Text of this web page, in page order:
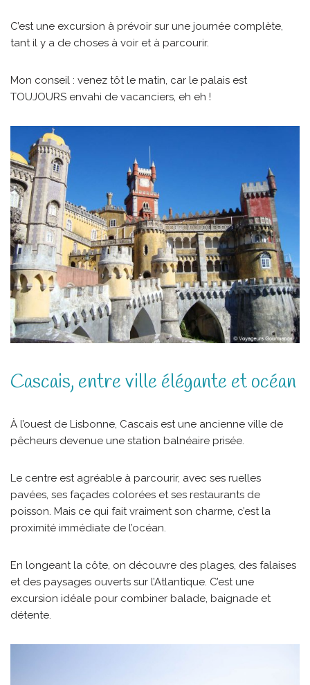
C’est une excursion à prévoir sur une journée complète,
tant il y a de choses à voir et à parcourir.
Mon conseil : venez tôt le matin, car le palais est
TOUJOURS envahi de vacanciers, eh eh !
Cascais, entre ville élégante et océan
À l’ouest de Lisbonne, Cascais est une ancienne ville de
pêcheurs devenue une station balnéaire prisée.
Le centre est agréable à parcourir, avec ses ruelles
pavées, ses façades colorées et ses restaurants de
poisson. Mais ce qui fait vraiment son charme, c’est la
proximité immédiate de l’océan.
En longeant la côte, on découvre des plages, des falaises
et des paysages ouverts sur l’Atlantique. C’est une
excursion idéale pour combiner balade, baignade et
détente.